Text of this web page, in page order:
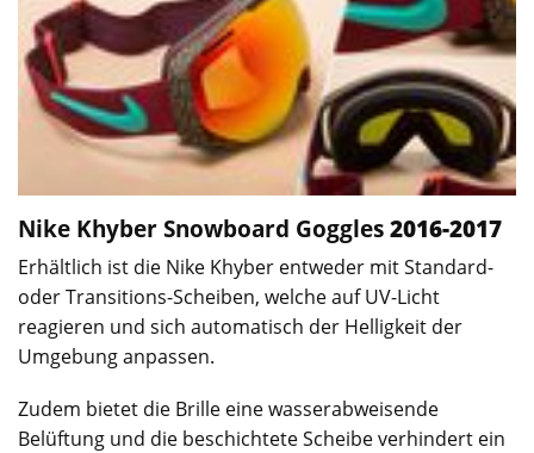
Nike KhyberSnowboard Goggles2016-2017
Erhältlich ist die Nike Khyber entweder mit Standard-
oder Transitions-Scheiben, welche auf UV-Licht
reagieren und sich automatisch der Helligkeit der
Umgebung anpassen.
Zudem bietet die Brille eine wasserabweisende
Belüftung und die beschichtete Scheibe verhindert ein